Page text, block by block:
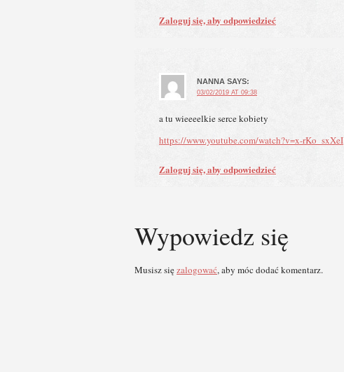
Zaloguj się, aby odpowiedzieć
NANNA SAYS:
03/02/2019 AT 09:38
a tu wieeeelkie serce kobiety
https://www.youtube.com/watch?v=x-rKo_sxXeI
Zaloguj się, aby odpowiedzieć
Wypowiedz się
Musisz sięzalogować, aby móc dodać komentarz.